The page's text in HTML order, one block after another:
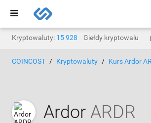
Kryptowaluty: 15 928 Giełdy kryptowalut:
COINCOST Kryptowaluty Kurs Ardor
Ardor ARDR